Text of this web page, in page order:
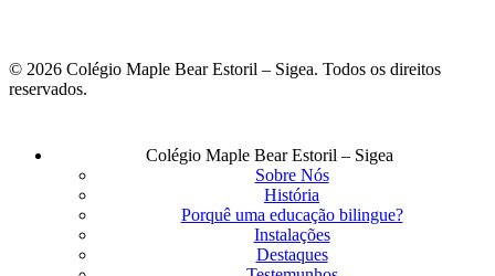
© 2026 Colégio Maple Bear Estoril – Sigea. Todos os direitos
reservados.
Fechar
Colégio Maple Bear Estoril – Sigea
Sobre Nós
História
Porquê uma educação bilingue?
Instalações
Destaques